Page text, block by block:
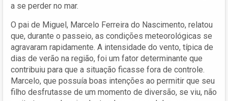
a se perder no mar.
O pai de Miguel, Marcelo Ferreira do Nascimento, relatou
que, durante o passeio, as condições meteorológicas se
agravaram rapidamente. A intensidade do vento, típica de
dias de verão na região, foi um fator determinante que
contribuiu para que a situação ficasse fora de controle.
Marcelo, que possuía boas intenções ao permitir que seu
filho desfrutasse de um momento de diversão, se viu, não